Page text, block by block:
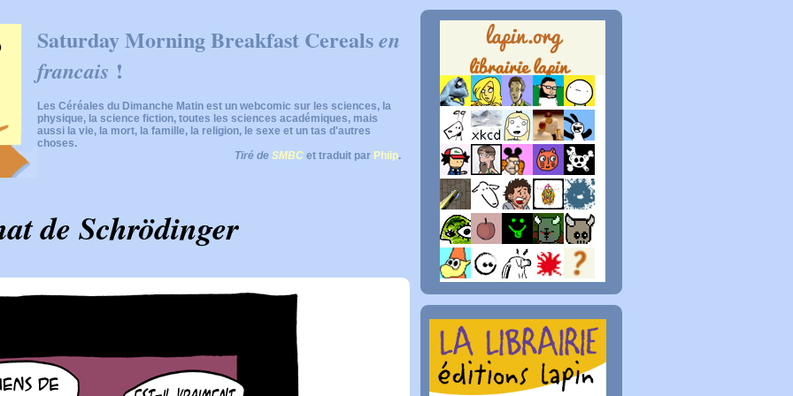
Saturday Morning Breakfast Cerealsen
francais !
Les Céréales du Dimanche Matin est un webcomic sur les sciences, la
physique, la science fiction, toutes les sciences académiques, mais
aussi la vie, la mort, la famille, la religion, le sexe et un tas d'autres
choses.
Tiré de SMBC et traduit par Phiip.
de Schrödinger